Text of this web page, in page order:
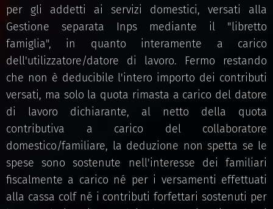
per gli addetti ai servizi domestici, versati alla
Gestione separata Inps mediante il "libretto
famiglia", in quanto interamente a carico
dell'utilizzatore/datore di lavoro. Fermo restando
che non è deducibile l'intero importo dei contributi
versati, ma solo la quota rimasta a carico del datore
di lavoro dichiarante, al netto della quota
contributiva a carico del collaboratore
domestico/familiare, la deduzione non spetta se le
spese sono sostenute nell'interesse dei familiari
fiscalmente a carico né per i versamenti effettuati
alla cassa colf né i contributi forfettari sostenuti per